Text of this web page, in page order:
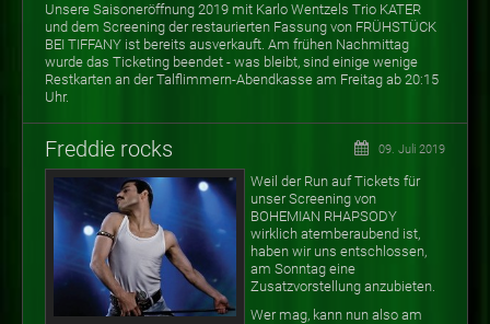
Unsere Saisoneröffnung 2019 mit Karlo Wentzels Trio KATER
und dem Screening der restaurierten Fassung von FRÜHSTÜCK
BEI TIFFANY ist bereits ausverkauft. Am frühen Nachmittag
wurde das Ticketing beendet - was bleibt, sind einige wenige
Restkarten an der Talflimmern-Abendkasse am Freitag ab 20:15
Uhr.
Freddie rocks 09. Juli 2019
Weil der Run auf Tickets für
unser Screening von
BOHEMIAN RHAPSODY
wirklich atemberaubend ist,
haben wir uns entschlossen,
am Sonntag eine
Zusatzvorstellung anzubieten.
Wer mag, kann nun also am